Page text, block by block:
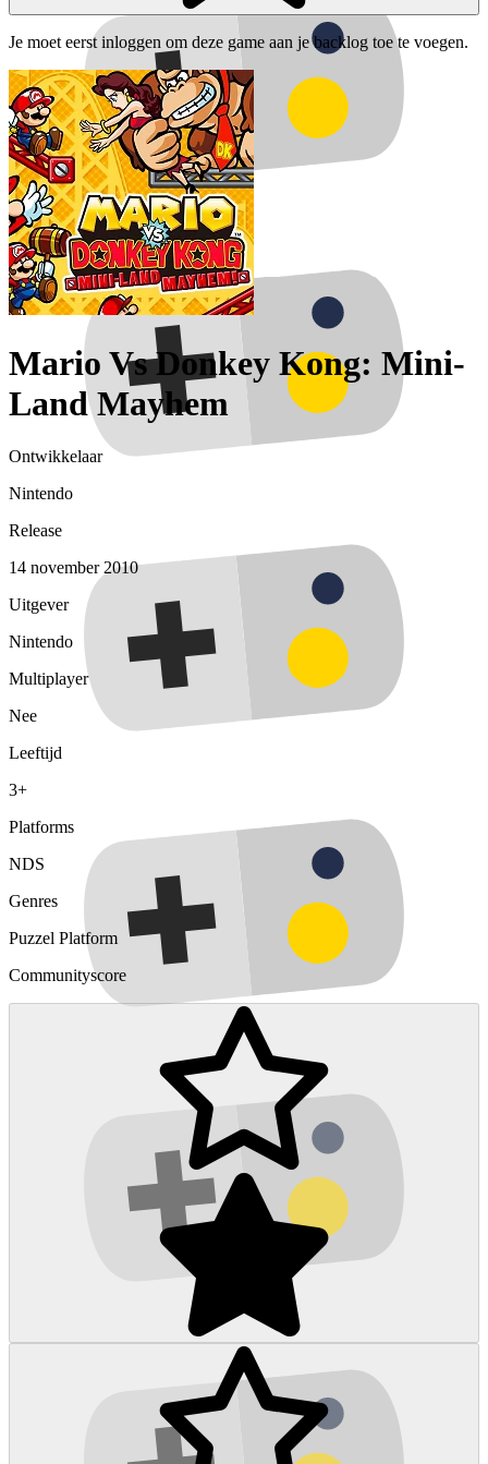
Je moet eerst inloggen om deze game aan je backlog toe te voegen.
Mario Vs Donkey Kong: Mini-
Land Mayhem
Ontwikkelaar
Nintendo
Release
14 november 2010
Uitgever
Nintendo
Multiplayer
Nee
Leeftijd
3+
Platforms
NDS
Genres
Puzzel Platform
Communityscore